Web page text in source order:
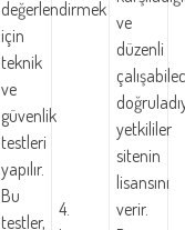
değerlendirmek
için
teknik
ve
güvenlik
testleri
yapılır.
Bu
testler,
4.
ve
düzenli
yetkililer
sitenin
lisansını
verir.